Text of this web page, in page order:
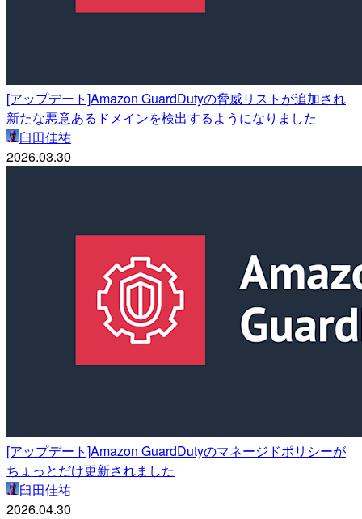
[アップデート]Amazon GuardDutyの脅威リストが追加され
新たな悪意あるドメインを検出するようになりました
臼田佳祐
2026.03.30
[アップデート]Amazon GuardDutyのマネージドポリシーが
ちょっとだけ更新されました
臼田佳祐
2026.04.30